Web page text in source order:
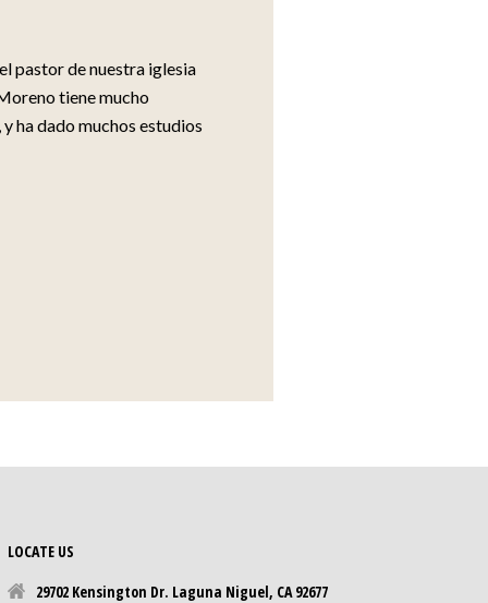
pastor de nuestra iglesia
tiene mucho
ha dado muchos estudios
LOCATE US
29702 Kensington Dr. Laguna Niguel, CA 92677